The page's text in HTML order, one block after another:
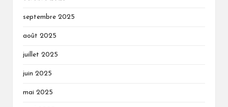
septembre 2025
août 2025
juillet 2025
juin 2025
mai 2025